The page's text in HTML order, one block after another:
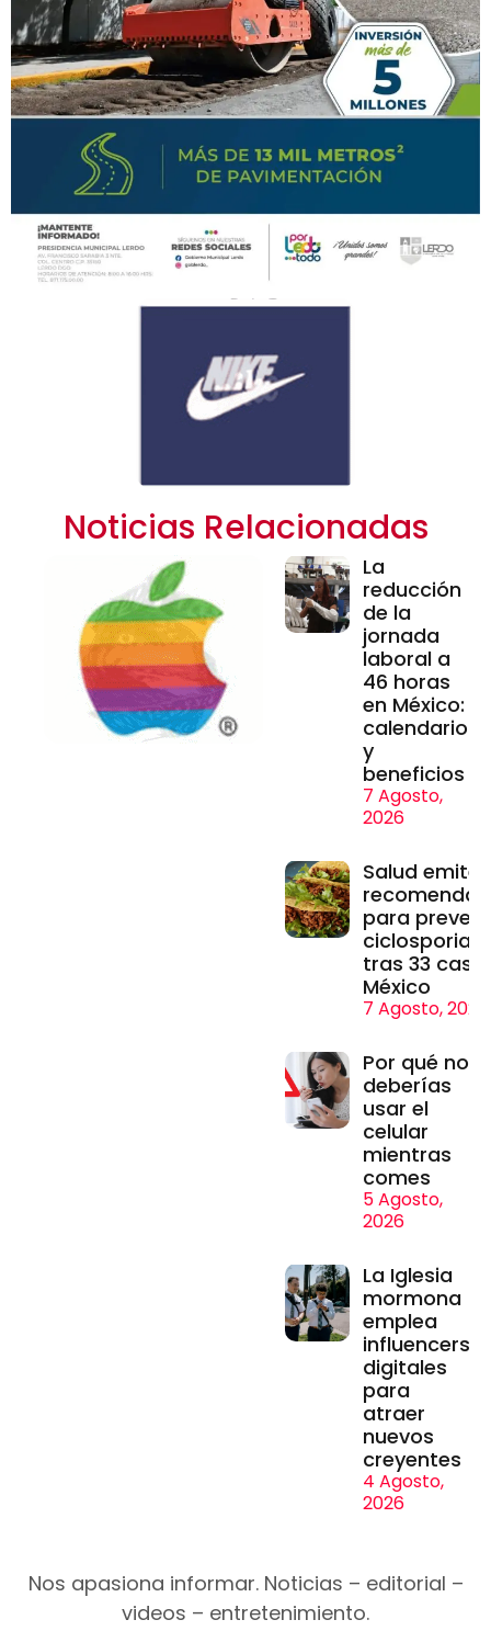
Noticias Relacionadas
La
reducción
de la
jornada
laboral a
46 horas
en México:
calendario
y
beneficios
7 Agosto,
2026
Salud emite
para
tras 33
México
7 Agosto, 2026
Por qué no
deberías
usar el
celular
mientras
comes
5 Agosto,
2026
La Iglesia
mormona
emplea
influencers
digitales
para
atraer
nuevos
creyentes
4 Agosto,
2026
Nos apasiona informar. Noticias – editorial –
videos – entretenimiento.